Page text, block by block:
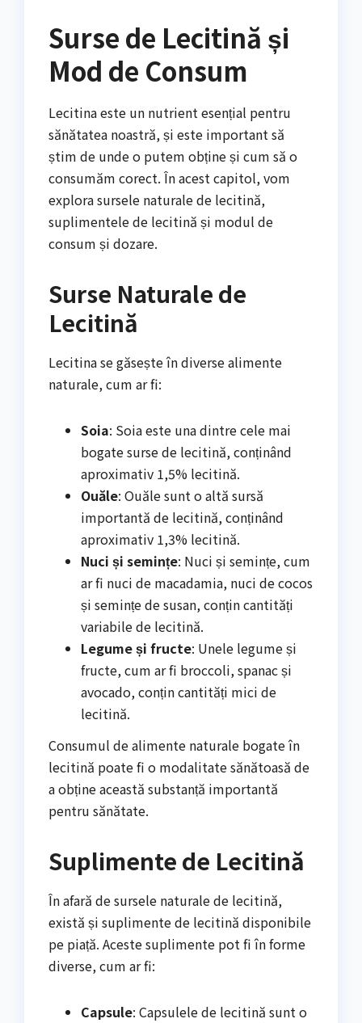
Surse de Lecitină și
Mod de Consum
Lecitina este un nutrient esențial pentru
sănătatea noastră, și este important să
știm de unde o putem obține și cum să o
consumăm corect. În acest capitol, vom
explora sursele naturale de lecitină,
suplimentele de lecitină și modul de
consum și dozare.
Surse Naturale de
Lecitină
Lecitina se găsește în diverse alimente
naturale, cum ar fi:
Soia: Soia este una dintre cele mai
bogate surse de lecitină, conținând
aproximativ 1,5% lecitină.
Ouăle: Ouăle sunt o altă sursă
importantă de lecitină, conținând
aproximativ 1,3% lecitină.
Nuci și semințe: Nuci și semințe, cum
ar fi nuci de macadamia, nuci de cocos
și semințe de susan, conțin cantități
variabile de lecitină.
Legume și fructe: Unele legume și
fructe, cum ar fi broccoli, spanac și
avocado, conțin cantități mici de
lecitină.
Consumul de alimente naturale bogate în
lecitină poate fi o modalitate sănătoasă de
a obține această substanță importantă
pentru sănătate.
Suplimente de Lecitină
În afară de sursele naturale de lecitină,
există și suplimente de lecitină disponibile
pe piață. Aceste suplimente pot fi în forme
diverse, cum ar fi:
Capsule: Capsulele de lecitină sunt o